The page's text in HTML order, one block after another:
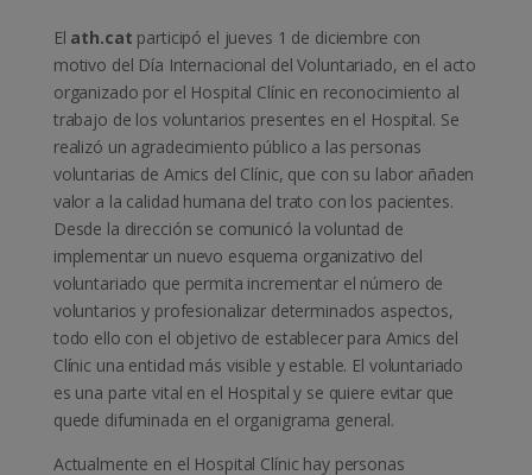
El ath.cat participó el jueves 1 de diciembre con
motivo del Día Internacional del Voluntariado, en el acto
organizado por el Hospital Clínic en reconocimiento al
trabajo de los voluntarios presentes en el Hospital. Se
realizó un agradecimiento público a las personas
voluntarias de Amics del Clínic, que con su labor añaden
valor a la calidad humana del trato con los pacientes.
Desde la dirección se comunicó la voluntad de
implementar un nuevo esquema organizativo del
voluntariado que permita incrementar el número de
voluntarios y profesionalizar determinados aspectos,
todo ello con el objetivo de establecer para Amics del
Clínic una entidad más visible y estable. El voluntariado
es una parte vital en el Hospital y se quiere evitar que
quede difuminada en el organigrama general.
Actualmente en el Hospital Clínic hay personas